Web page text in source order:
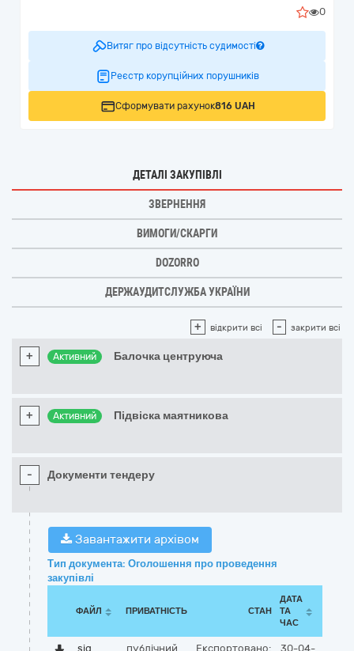
0
Витяг про відсутність судимості
Реєстр корупційних порушників
Сформувати рахунок816 UAH
ДЕТАЛІ ЗАКУПІВЛІ
ЗВЕРНЕННЯ
ВИМОГИ/СКАРГИ
DOZORRO
ДЕРЖАУДИТСЛУЖБА УКРАЇНИ
+ відкрити всі - закрити всі
+ Активний Балочка центруюча
+ Активний Підвіска маятникова
- Документи тендеру
Завантажити архівом
Тип документа: Оголошення про проведення
закупівлі
ФАЙЛ ПРИВАТНІСТЬ СТАН
ДАТА
ТА
ЧАС
sig
публічний Експортовано:
30-04-